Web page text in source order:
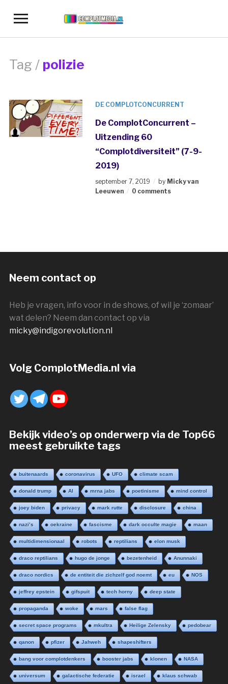
Toggle
navigation
Tag / polizie
DE COMPLOTCONCURRENT
De ComplotConcurrent –
Uitzending 60
“Complotdiversiteit” (7-9-
2019)
september 7, 2019 by Micky van
Leeuwen
0 comments
Neem contact op
Heb je vragen, info voor in de shows, of wil je ‘zomaar’
wat delen? Neem dan contact op via
micky@indigorevolution.nl
Volg ComplotMedia.nl via
Bekijk video’s op onderwerp via de Top66
meest gebruikte tags
buitenaards coronavirus UFO climate scam
donald trump AI mrna jabs poetinisme mind control
joey biden privacy mark rutte disclosure china
nazi’s oekraine fascisme dark occulte magie maan
multidimensionaal robots reptilians elon musk
draco reptilians hugo de jonge bezetenheid Anunnaki
draco nordics de entiteit die zichzelf god noemt eu NOS
jeffrey epstein gifspuit tech horny deep state
propaganda woke mars false flag
secret space programs mkultra Heilige Zelensky pedobear
qanon pfizer Jahweh shapeshifters
bang voor complotdenkers booster jabs klonen NASA
universum galactische federatie israel klaus schwab